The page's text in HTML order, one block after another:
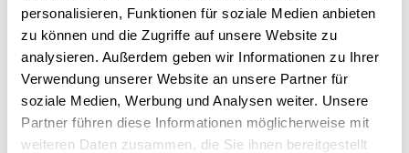
personalisieren, Funktionen für soziale Medien anbieten
zu können und die Zugriffe auf unsere Website zu
analysieren. Außerdem geben wir Informationen zu Ihrer
Verwendung unserer Website an unsere Partner für
soziale Medien, Werbung und Analysen weiter. Unsere
Partner führen diese Informationen möglicherweise mit
weiteren Daten zusammen, die Sie ihnen bereitgestellt
Teilnahme
Die Veranstaltung ist öffentlich und
kostenlos.
Es ist keine Anmeldung notwendig.